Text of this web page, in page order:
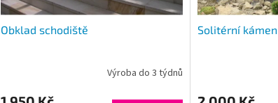
Obklad schodiště
Výroba do 3 týdnů
Solitérní kámen